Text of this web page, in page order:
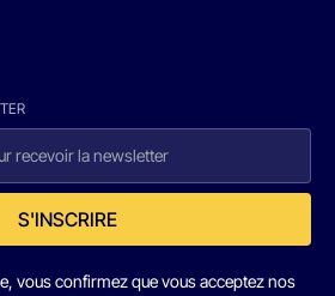
S'INSCRIRE
vous confirmez que vous acceptez nos